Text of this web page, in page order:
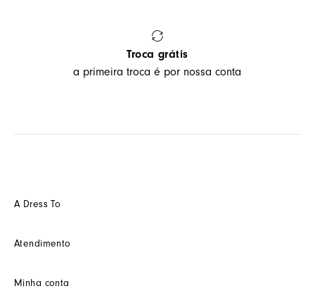
Troca grátis
a primeira troca é por nossa conta
A Dress To
Futuro
Seja um(a) cliente multimarca
Atendimento
Minha conta